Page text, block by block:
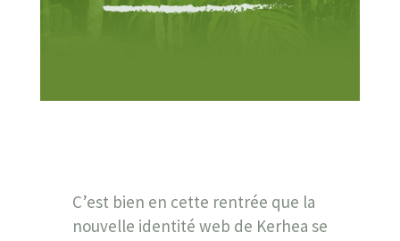
C’est bien en cette rentrée que la
nouvelle identité web de Kerhea se